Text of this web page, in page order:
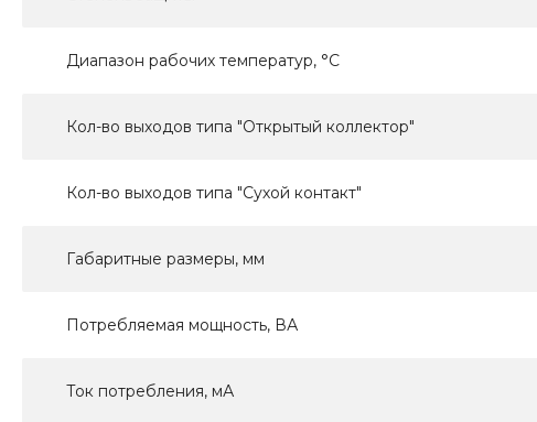
Диапазон рабочих температур, °С
Кол-во выходов типа "Открытый коллектор"
Кол-во выходов типа "Сухой контакт"
Габаритные размеры, мм
Потребляемая мощность, ВА
Ток потребления, мА